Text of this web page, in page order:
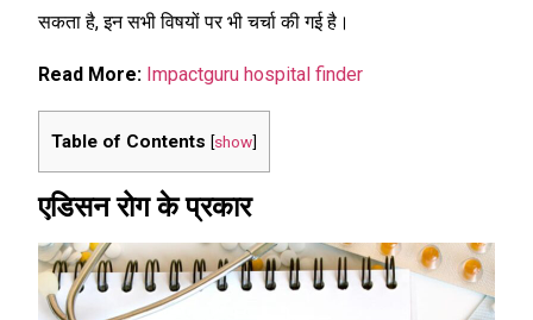
सकता है, इन सभी विषयों पर भी चर्चा की गई है।
Read More: Impactguru hospital finder
Table of Contents [show]
एडिसन रोग के प्रकार